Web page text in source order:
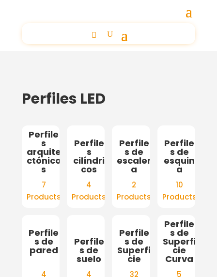
Perfiles LED
Perfile
s
arquite
ctónico
s
7
Products
Perfile
s
cilíndri
cos
4
Products
Perfile
s de
escaler
a
2
Products
Perfile
s de
esquin
a
10
Products
Perfile
s de
pared
4
Perfile
s de
suelo
4
Perfile
s de
Superfi
cie
32
Perfile
s de
Superfi
cie
Curva
5